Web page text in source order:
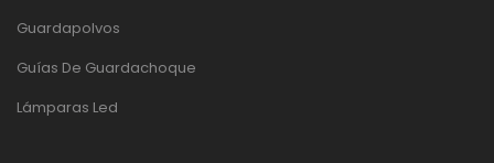
Guardapolvos
Guías De Guardachoque
Lámparas Led